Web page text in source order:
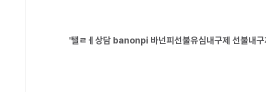
'탤ㄹㅔ상담 banonpi 바넌피선불유심내구제 선불내